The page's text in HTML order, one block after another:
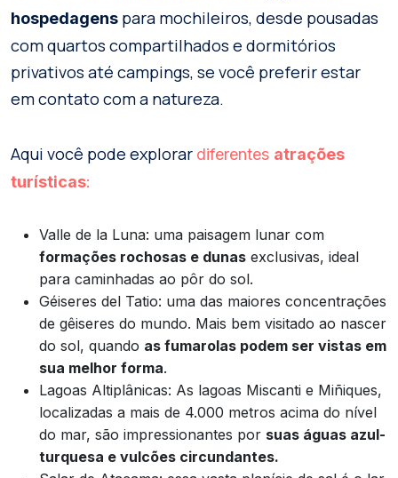
hospedagens para mochileiros, desde pousadas
com quartos compartilhados e dormitórios
privativos até campings, se você preferir estar
em contato com a natureza.
Aqui você pode explorar diferentes atrações
turísticas:
Valle de la Luna: uma paisagem lunar com
formações rochosas e dunas exclusivas, ideal
para caminhadas ao pôr do sol.
Géiseres del Tatio: uma das maiores concentrações
de gêiseres do mundo. Mais bem visitado ao nascer
do sol, quando as fumarolas podem ser vistas em
sua melhor forma.
Lagoas Altiplânicas: As lagoas Miscanti e Miñiques,
localizadas a mais de 4.000 metros acima do nível
do mar, são impressionantes por suas águas azul-
turquesa e vulcões circundantes.